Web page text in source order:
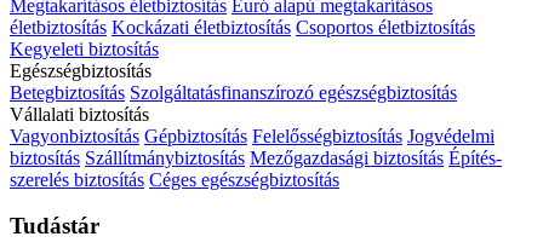
Megtakarításos életbiztosítás Euró alapú megtakarításos
életbiztosítás Kockázati életbiztosítás Csoportos életbiztosítás
Kegyeleti biztosítás
Egészségbiztosítás
Betegbiztosítás Szolgáltatásfinanszírozó egészségbiztosítás
Vállalati biztosítás
Vagyonbiztosítás Gépbiztosítás Felelősségbiztosítás Jogvédelmi
biztosítás Szállítmánybiztosítás Mezőgazdasági biztosítás Építés-
szerelés biztosítás Céges egészségbiztosítás
Tudástár